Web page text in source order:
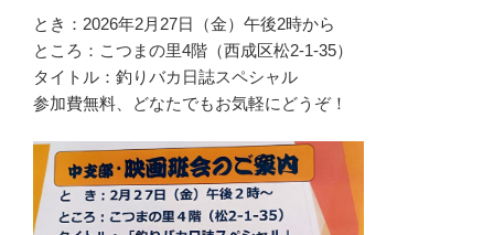
とき：2026年2月27日（金）午後2時から
ところ：こつまの里4階（西成区松2-1-35）
タイトル：釣りバカ日誌スペシャル
参加費無料、どなたでもお気軽にどうぞ！